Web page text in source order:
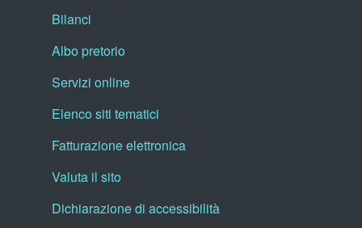
Bilanci
Albo pretorio
Servizi online
Elenco siti tematici
Fatturazione elettronica
Valuta il sito
Dichiarazione di accessibilità